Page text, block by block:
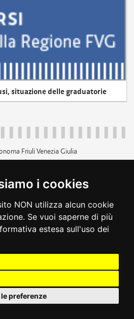
i cookies
NON utilizza alcun cookie
Se vuoi saperne di più
estesa sull'uso dei
preferenze
situazione delle graduatorie
Friuli Venezia Giulia
p.iva 00526040324
040 3771111
trasparente
accessibilità
dichiarazione di
cambio preferenze cookie
stampa e comunicazione